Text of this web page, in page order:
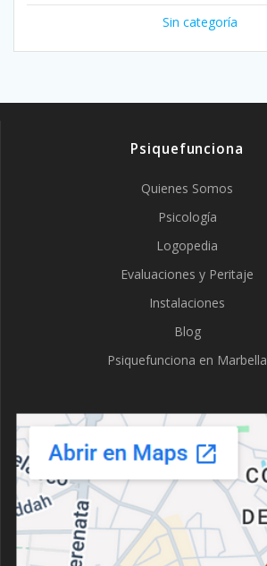
Sin categoría
Psiquefunciona
Quienes Somos
Psicología
Logopedia
Evaluaciones y Peritaje
Instalaciones
Blog
Psiquefunciona en Marbella